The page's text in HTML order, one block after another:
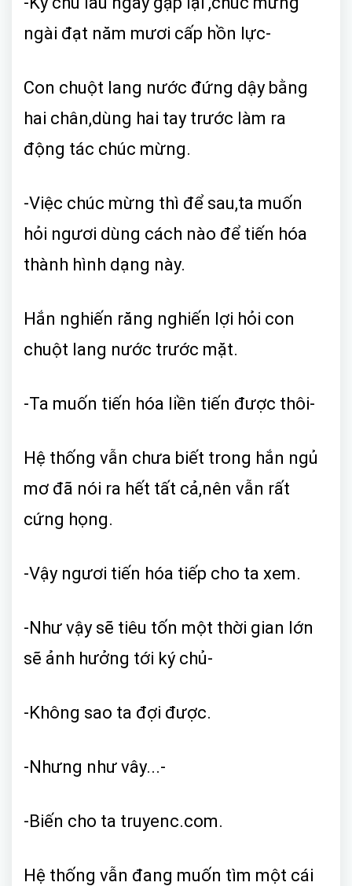
ngài đạt năm mươi cấp hồn lực-
Con chuột lang nước đứng dậy bằng
hai chân,dùng hai tay trước làm ra
động tác chúc mừng.
-Việc chúc mừng thì để sau,ta muốn
hỏi ngươi dùng cách nào để tiến hóa
thành hình dạng này.
Hắn nghiến răng nghiến lợi hỏi con
chuột lang nước trước mặt.
-Ta muốn tiến hóa liền tiến được thôi-
Hệ thống vẫn chưa biết trong hắn ngủ
mơ đã nói ra hết tất cả,nên vẫn rất
cứng họng.
-Vậy ngươi tiến hóa tiếp cho ta xem.
-Như vậy sẽ tiêu tốn một thời gian lớn
sẽ ảnh hưởng tới ký chủ-
-Không sao ta đợi được.
-Nhưng như vây...-
-Biến cho ta truyenc.com.
Hệ thống vẫn đang muốn tìm một cái